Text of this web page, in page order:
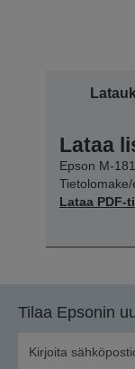
Lataa
Epson M-
Tietolomake/
Lataa PDF-
Tilaa Epsonin